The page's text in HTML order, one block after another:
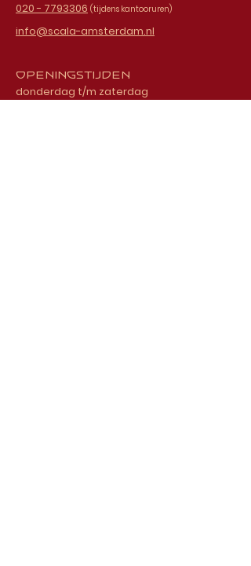
020 - 7793306 (tijdens kantooruren)
info@scala-amsterdam.nl
Openingstijden
donderdag t/m zaterdag